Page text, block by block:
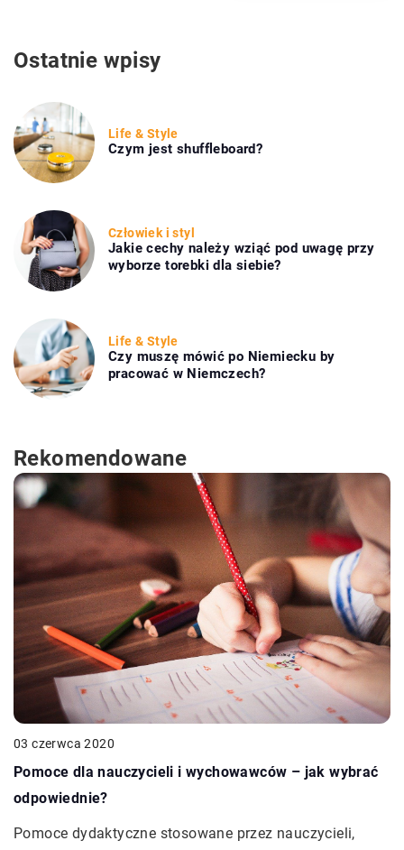
Ostatnie wpisy
Life & Style
Czym jest shuffleboard?
Człowiek i styl
Jakie cechy należy wziąć pod uwagę przy
wyborze torebki dla siebie?
Life & Style
Czy muszę mówić po Niemiecku by
pracować w Niemczech?
Rekomendowane
03 czerwca 2020
Pomoce dla nauczycieli i wychowawców – jak wybrać
odpowiednie?
Pomoce dydaktyczne stosowane przez nauczycieli,